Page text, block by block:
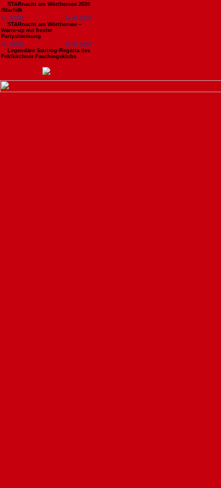
STARnacht am Wörthersee 2026
/Startalk
Nr. 18762
14.07.2026
STARnacht am Wörthersee –
Warm-up mit bester
Partystimmung
Nr. 18761
13.07.2026
Legendäre Sautrog-Regatta des
Feldkirchner Faschingsklubs